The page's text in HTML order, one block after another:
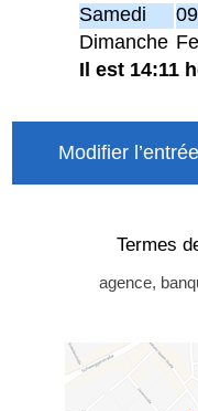
Samedi
Dimanche
Il est 14:11
Modifier l’entrée
Termes
agence,